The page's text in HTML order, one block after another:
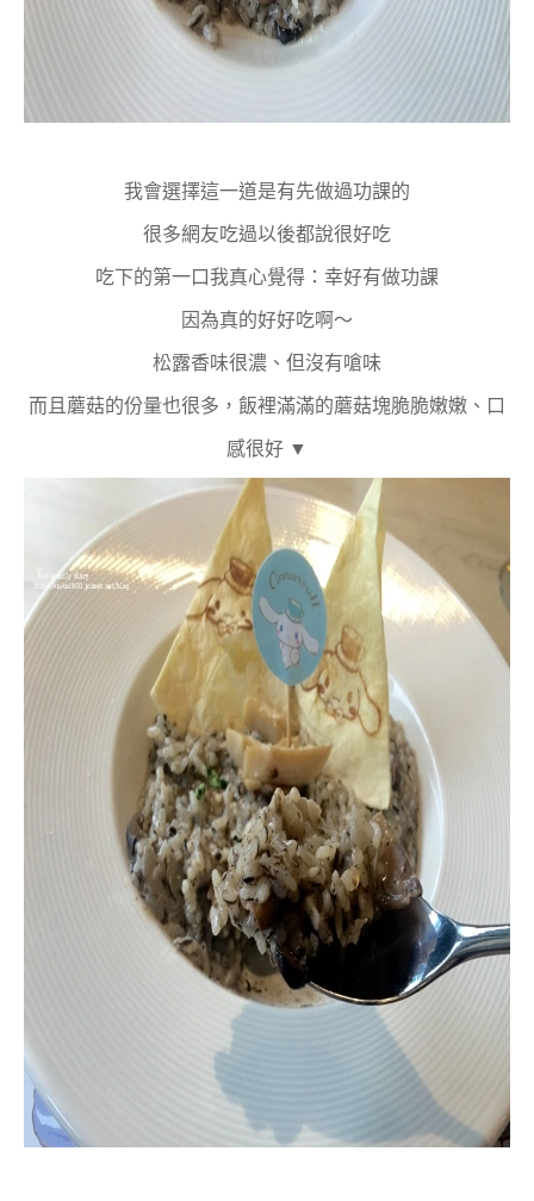
我會選擇這一道是有先做過功課的
很多網友吃過以後都說很好吃
吃下的第一口我真心覺得：幸好有做功課
因為真的好好吃啊～
松露香味很濃、但沒有嗆味
而且蘑菇的份量也很多，飯裡滿滿的蘑菇塊脆脆嫩嫩、口
感很好 ▼